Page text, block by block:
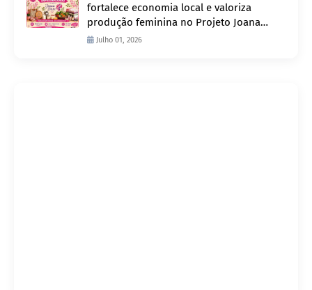
fortalece economia local e valoriza
produção feminina no Projeto Joana
D’Arc
Julho 01, 2026